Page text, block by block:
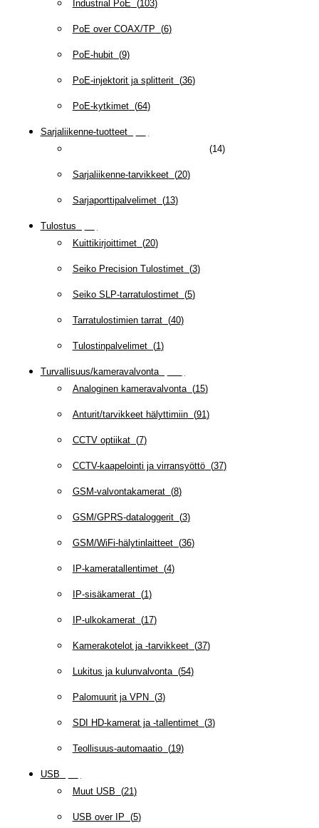
Industrial PoE(103)
PoE over COAX/TP (6)
PoE-hubit(9)
PoE-injektorit ja splitterit(36)
PoE-kytkimet(64)
Sarjaliikenne-tuotteet(
(14)
Sarjaliikenne-tarvikkeet(20)
Sarjaporttipalvelimet(13)
Tulostus
Kuittikirjoittimet(20)
Seiko Precision Tulostimet(3)
Seiko SLP-tarratulostimet(5)
Tarratulostimien tarrat(40)
Tulostinpalvelimet(1)
Turvallisuus/kameravalvonta(
Analoginen kameravalvonta(15)
Anturit/tarvikkeet hälyttimiin(91)
CCTV optiikat(7)
CCTV-kaapelointi ja virransyöttö(37)
GSM-valvontakamerat(8)
GSM/GPRS-dataloggerit(3)
GSM/WiFi-hälytinlaitteet(36)
IP-kameratallentimet(4)
IP-sisäkamerat(1)
IP-ulkokamerat(17)
Kamerakotelot ja -tarvikkeet(37)
Lukitus ja kulunvalvonta(54)
Palomuurit ja VPN (3)
SDI HD-kamerat ja -tallentimet(3)
Teollisuus-automaatio(19)
USB
Muut USB (21)
USB over IP (5)